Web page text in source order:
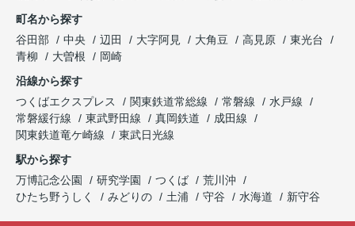
町名から探す
谷田部
中央 辺田 大字阿見 大角豆 高見原
東光台
青柳
大曽根
岡崎
沿線から探す
つくばエクスプレス
関東鉄道常総線 常磐線
水戸線
常磐緩行線
東武野田線 真岡鉄道
成田線
関東鉄道竜ケ崎線
東武日光線
駅から探す
万博記念公園
研究学園 つくば
荒川沖
ひたち野うしく
みどりの 土浦 守谷 水海道 新守谷